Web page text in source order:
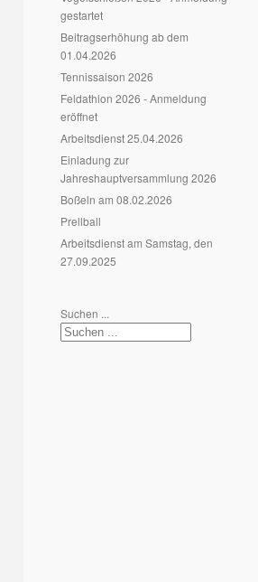
gestartet
Beitragserhöhung ab dem
01.04.2026
Tennissaison 2026
Feldathlon 2026 - Anmeldung
eröffnet
Arbeitsdienst 25.04.2026
Einladung zur
Jahreshauptversammlung 2026
Boßeln am 08.02.2026
Prellball
Arbeitsdienst am Samstag, den
27.09.2025
Suchen ...